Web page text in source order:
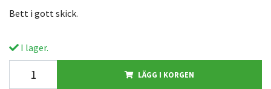
Bett i gott skick.
I lager.
LÄGG I KORGEN